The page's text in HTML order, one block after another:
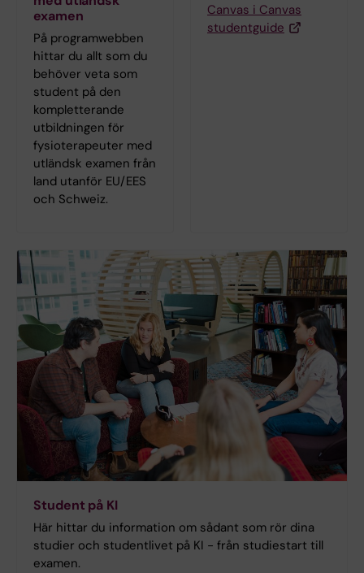
examen
På programwebben
hittar du allt som du
behöver veta som
student på den
kompletterande
utbildningen för
fysioterapeuter med
utländsk examen från
land utanför EU/EES
och Schweiz.
Canvas i Canvas
studentguide
Student på KI
Här hittar du information om sådant som rör dina
studier och studentlivet på KI - från studiestart till
examen.